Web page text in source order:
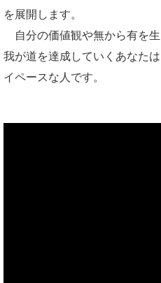
を展開します。
自分の価値観や無から有を生
我が道を達成していくあなた
イペースな人です。